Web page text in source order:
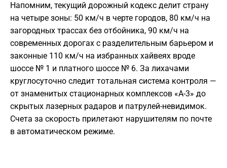
Напомним, текущий дорожный кодекс делит страну
на четыре зоны: 50 км/ч в черте городов, 80 км/ч на
загородных трассах без отбойника, 90 км/ч на
современных дорогах с разделительным барьером и
законные 110 км/ч на избранных хайвеях вроде
шоссе № 1 и платного шоссе № 6. За лихачами
круглосуточно следит тотальная система контроля —
от знаменитых стационарных комплексов «А-3» до
скрытых лазерных радаров и патрулей-невидимок.
Счета за скорость прилетают нарушителям по почте
в автоматическом режиме.